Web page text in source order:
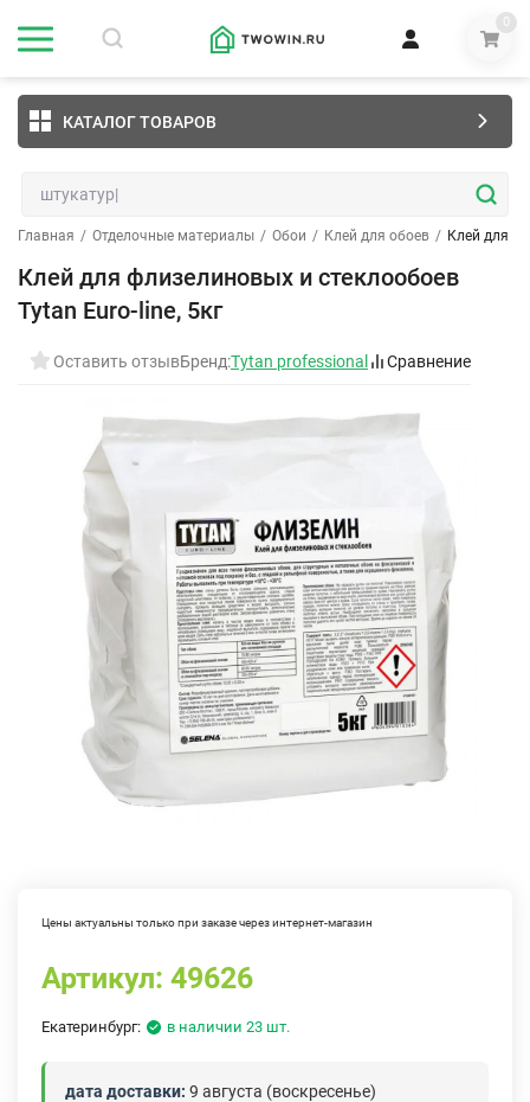
0
КАТАЛОГ ТОВАРОВ
Главная / Отделочные материалы / Обои / Клей для обоев / Клей для
Клей для флизелиновых и стеклообоев
Tytan Euro-line, 5кг
Оставить отзывБренд:Tytan professional Сравнение
Цены актуальны только при заказе через интернет-магазин
Артикул: 49626
Екатеринбург: в наличии 23 шт.
дата доставки: 9 августа (воскресенье)